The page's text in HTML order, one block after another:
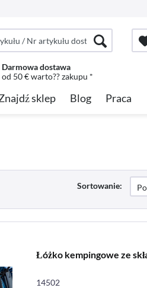
Darmowa dostawa
od 50 € warto?? zakupu *
sklep Blog Praca
Sortowanie:
Łóżko kempingowe ze
14502